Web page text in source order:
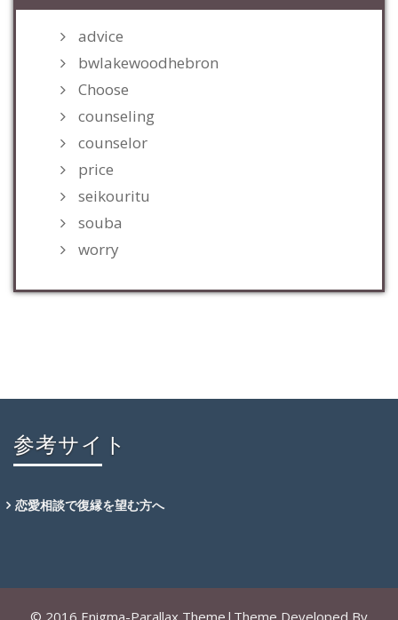
advice
bwlakewoodhebron
Choose
counseling
counselor
price
seikouritu
souba
worry
参考サイト
恋愛相談で復縁を望む方へ
© 2016 Enigma-Parallax Theme|Theme Developed By